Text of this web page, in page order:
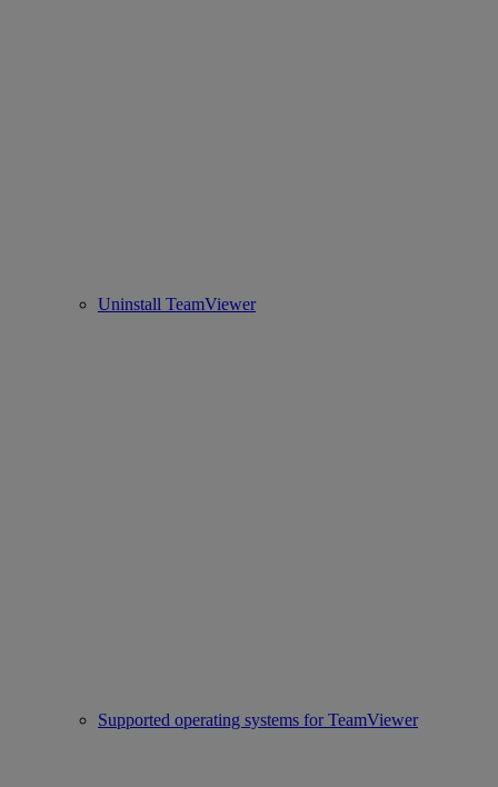
Uninstall TeamViewer
Supported operating systems for TeamViewer